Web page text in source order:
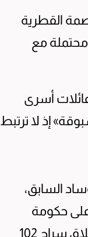
القطرية
مع
البث الإسرائيلية، ليل السبت، أن الزيارة شملت ممثلين عن 6 عائلات أسرى
إذ لا ترتبط
السابق،
حكومة
نتنياهو لإبرام صفقة تبادل في ظل الجمود الذي اعقب اتفاق أول سمح بإطلاق سراح 102